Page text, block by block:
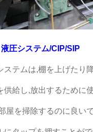
液圧システム/CIP/SIP
ステムは,棚を上げたり
供給し,放出するために
屋を掃除するのに良い